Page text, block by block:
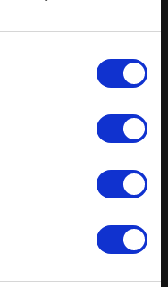
adaptadas a tu
Ciencias de la vida